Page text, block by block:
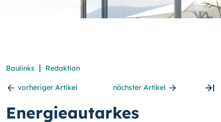
Baulinks | Redaktion
vorheriger Artikel nächster Artikel
Energieautarkes